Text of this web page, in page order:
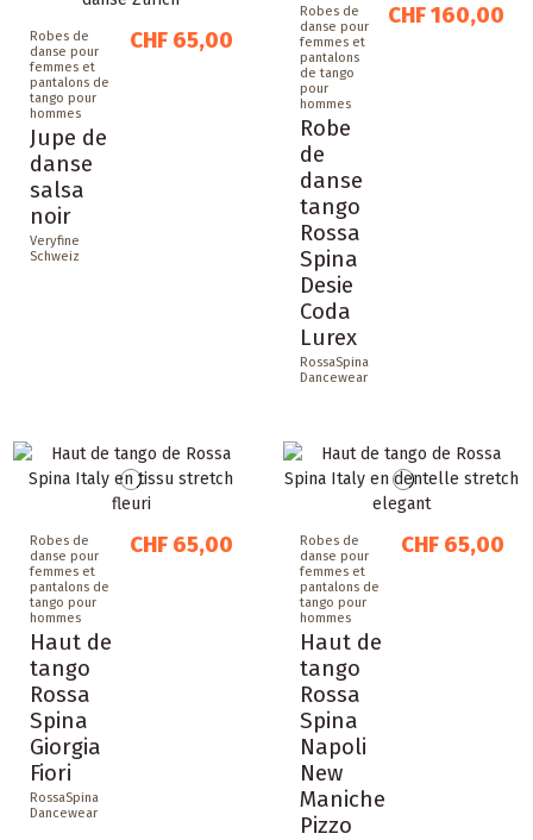
Robes de
danse pour
femmes et
pantalons de
tango pour
hommes
Jupe de
danse
salsa
noir
Veryfine
Schweiz
CHF 65,00
Robes de
danse pour
femmes et
pantalons
de tango
pour
hommes
Robe
de
danse
tango
Rossa
Spina
Desie
Coda
Lurex
RossaSpina
Dancewear
CHF 160,00
Robes de
danse pour
femmes et
pantalons de
tango pour
hommes
Haut de
tango
Rossa
Spina
Giorgia
Fiori
RossaSpina
Dancewear
CHF 65,00
Robes de
danse pour
femmes et
pantalons de
tango pour
hommes
Haut de
tango
Rossa
Spina
Napoli
New
Maniche
Pizzo
CHF 65,00